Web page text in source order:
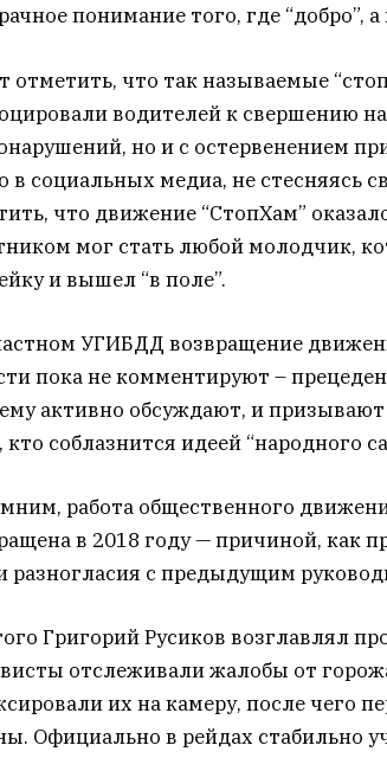
понимание того, где “добро”, а
отметить, что так называемые
водителей к свершению
но и с остервенением
в социальных медиа, не стесняясь
что движение “СтопХам”
мог стать любой молодчик,
и вышел “в поле”.
УГИБДД возвращение
пока не комментируют –
активно обсуждают, и
кто соблазнится идеей “народного
работа общественного
в 2018 году — причиной, как
разногласия с предыдущим
Григорий Русиков возглавлял
отслеживали жалобы от
их на камеру, после чего
Официально в рейдах стабильно